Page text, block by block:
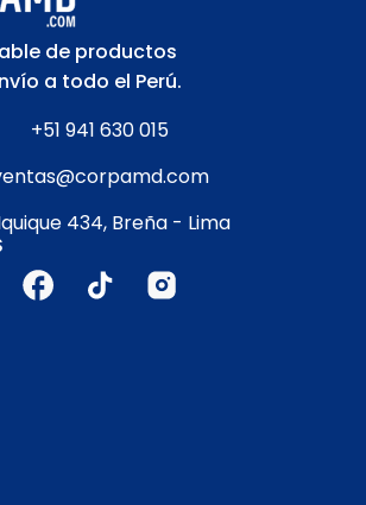
de productos
a todo el Perú.
+51 941 630 015
434, Breña - Lima